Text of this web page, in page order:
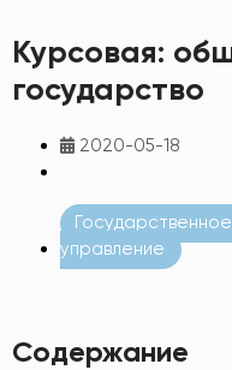
Курсовая:
государство
2020-05-18
управление
Содержание